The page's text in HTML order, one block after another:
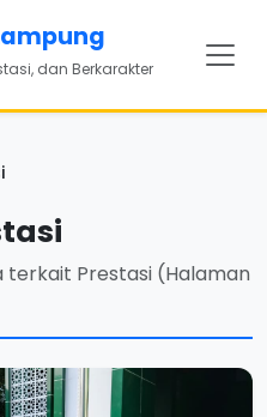
dan Berkarakter
Prestasi (Halaman